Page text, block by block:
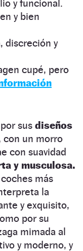
y funcional.
y bien
discreción y
cupé, pero
sus diseños
con un morro
con suavidad
y musculosa.
más
la
y exquisito,
por su
mimada al
y moderno, y